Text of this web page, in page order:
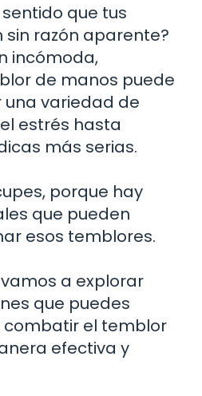
que tus
razón aparente?
incómoda,
de manos puede
variedad de
estrés hasta
más serias.
porque hay
que pueden
esos temblores.
a explorar
que puedes
el temblor
efectiva y